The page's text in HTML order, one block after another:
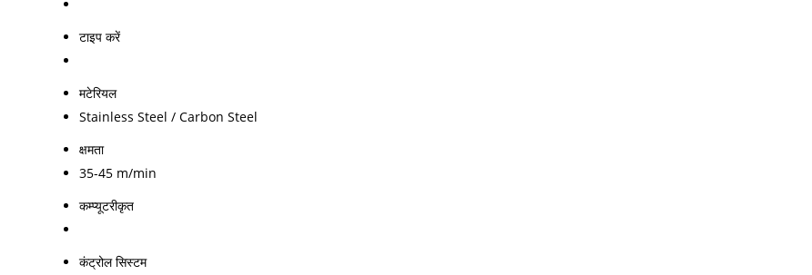
टाइप करें
मटेरियल
Stainless Steel / Carbon Steel
क्षमता
35-45 m/min
कम्प्यूटरीकृत
कंट्रोल सिस्टम